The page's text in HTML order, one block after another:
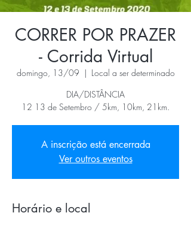
CORRER POR PRAZER
- Corrida Virtual
domingo, 13/09
  |
Local a ser determinado
DIA/DISTÂNCIA
12 13 de Setembro / 5km, 10km, 21km.
A inscrição está encerrada
Ver outros eventos
Horário e local